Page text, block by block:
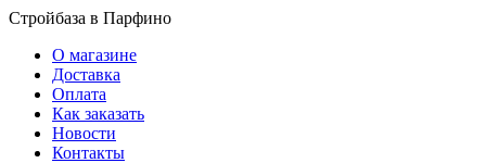
Стройбаза в Парфино
О магазине
Доставка
Оплата
Как заказать
Новости
Контакты